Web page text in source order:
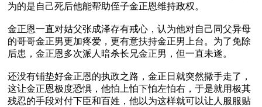
为的是自己死后他能帮助侄子金正恩维持政权。
金正恩一直对姑父张成泽存有戒心，认为他对自己同父异母
的哥哥金正男更加疼爱，更有意扶持金正男上台。为了免除
后患，金正恩多次派人暗杀长兄金正男，但一直未遂。
还没有铺垫好金正恩的执政之路，金正日就突然撒手走了，
这让金正恩极度恐惧，他怕上怕下怕左怕右，于是就用极其
残忍的手段对付下臣和百姓，他以为这样就可以让人服服贴